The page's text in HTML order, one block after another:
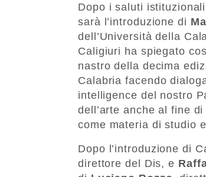
Dopo i saluti
sarà l’introduzione di
dell’Università della
Caligiuri ha spiegato
nastro della decima
Calabria facendo
intelligence del nostro
dell’arte anche al fine
come materia di studio
Dopo l’introduzione di
direttore del Dis, e